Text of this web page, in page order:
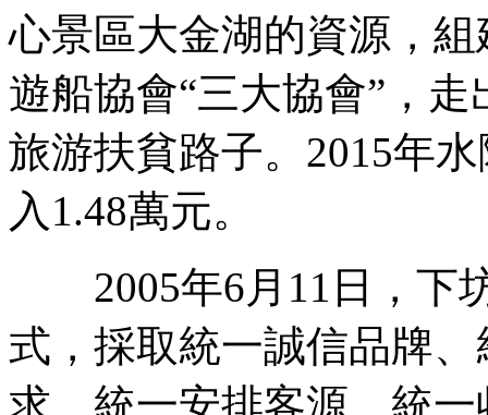
心景區大金湖的資源，
遊船協會“三大協會”，
旅游扶貧路子。2015年
入1.48萬元。
2005年6月11日，下
式，採取統一誠信品牌
求、統一安排客源、統